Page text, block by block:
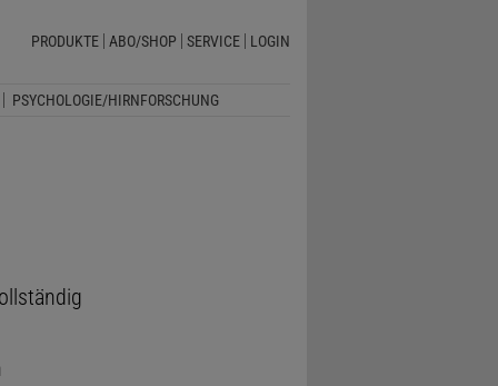
PRODUKTE ABO/SHOP SERVICE LOGIN
PSYCHOLOGIE/HIRNFORSCHUNG